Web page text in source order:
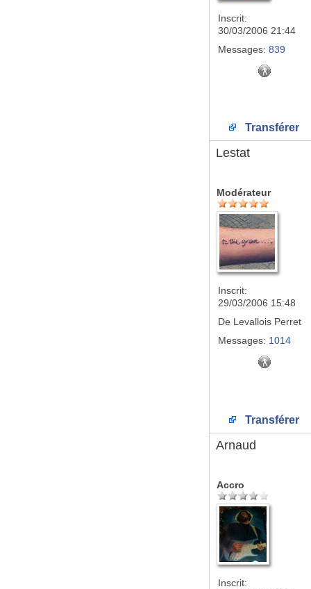
Inscrit:
30/03/2006 21:44
Messages: 839
Transférer
Lestat
Modérateur
Inscrit:
29/03/2006 15:48
De Levallois Perret
Messages: 1014
Transférer
Arnaud
Accro
Inscrit: